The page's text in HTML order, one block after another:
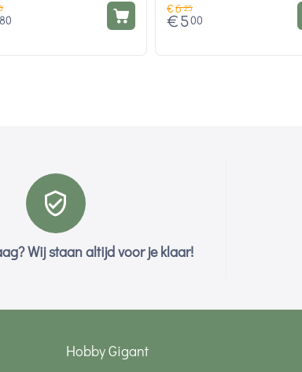
80
€6 25
€ 5 00
Wij staan altijd voor je klaar!
Hobby Gigant